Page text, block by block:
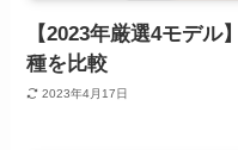
【2023年厳選4モデ
種を比較
2023年4月17日